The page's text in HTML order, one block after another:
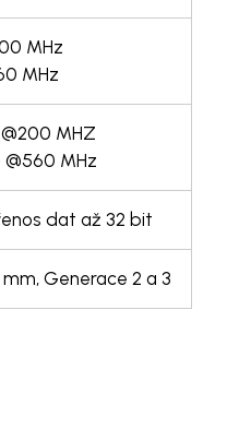
MHz
MHz
MHZ
@560 MHz
dat až 32 bit
mm, Generace 2 a 3